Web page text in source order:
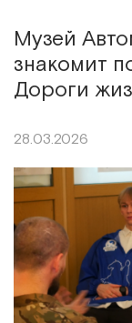
Музей
знакомит
Дороги
28.03.2026